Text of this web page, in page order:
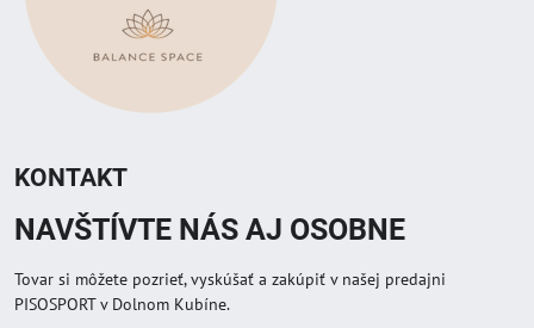
KONTAKT
NAVŠTÍVTE NÁS AJ OSOBNE
Tovar si môžete pozrieť, vyskúšať a zakúpiť v našej predajni
PISOSPORT v Dolnom Kubíne.